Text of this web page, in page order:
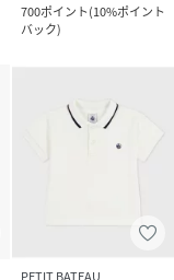
700ポイント(10%ポイント
バック)
PETIT BATEAU